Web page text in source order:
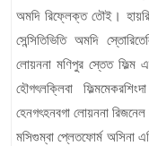
অমদি রিফ্লেক্ত তৌই।
সেন্সিতিভিতি অমদি
লোয়ননা মণিপুর স্তেত ফিল্ম
হৌগৎলক্লিবা
হেনগৎহনবগা লোয়ননা রিজনেল
মসিগুম্বা প্লেতফোর্ম অসিনা